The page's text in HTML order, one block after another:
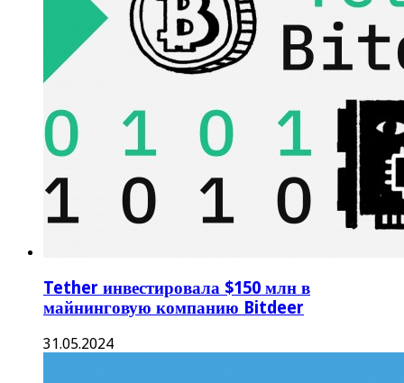
Tether инвестировала $150 млн в
майнинговую компанию Bitdeer
31.05.2024